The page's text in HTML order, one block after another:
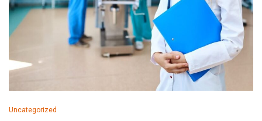
Uncategorized